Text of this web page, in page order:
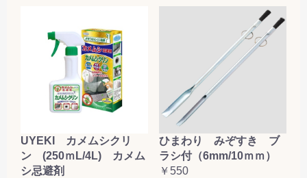
UYEKI カメムシクリ
ン (250ｍL/4L) カメム
シ忌避剤
ひまわり みぞすき ブ
ラシ付（6mm/10ｍｍ）
￥550